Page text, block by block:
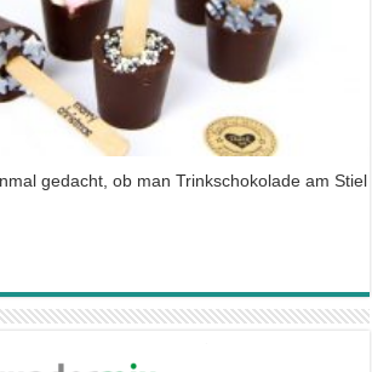
gedacht, ob man Trinkschokolade am Stiel